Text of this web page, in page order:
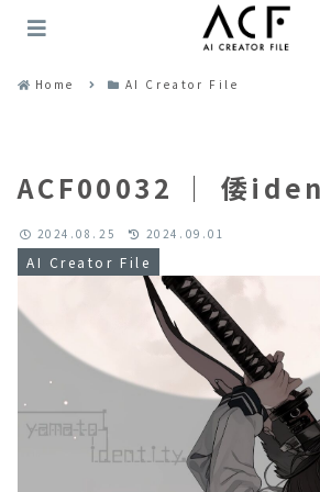
Home AI Creator File
ACF00032 ｜ 倭
AI Creator File
2024.08.25 2024.09.01